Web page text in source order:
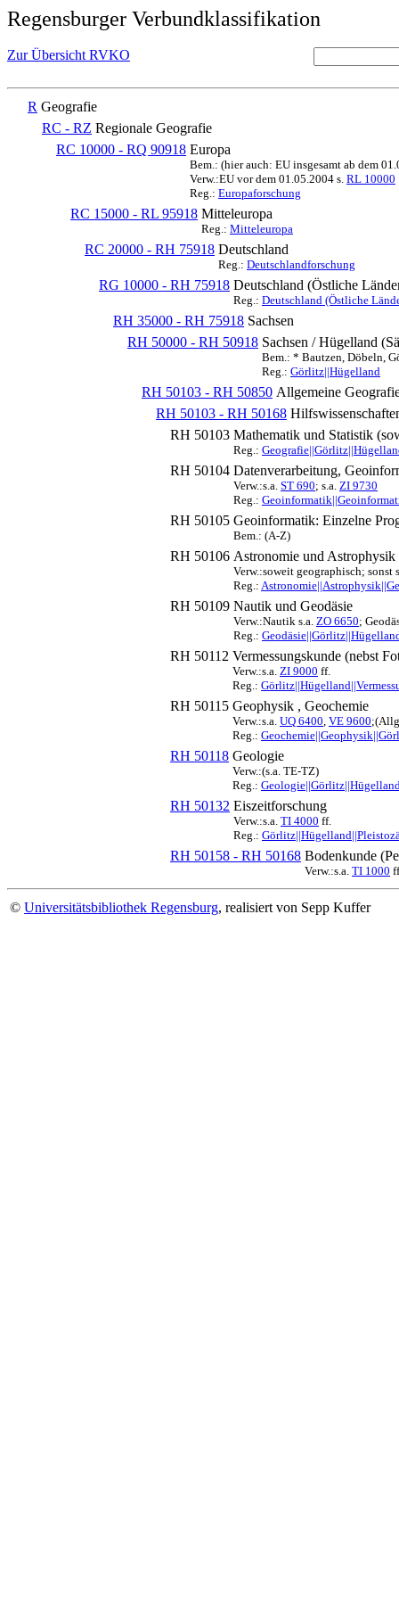
Regensburger Verbundklassifikation
Zur Übersicht RVKO
R Geografie
RC - RZ Regionale Geografie
RC 10000 - RQ 90918 Europa
Bem.: (hier auch: EU insgesamt ab dem
Verw.:EU vor dem 01.05.2004 s. RL 10000
Reg.: Europaforschung
RC 15000 - RL 95918 Mitteleuropa
Reg.: Mitteleuropa
RC 20000 - RH 75918 Deutschland
Reg.: Deutschlandforschung
RG 10000 - RH 75918 Deutschland (Östliche
Reg.: Deutschland (Östliche
RH 35000 - RH 75918 Sachsen
RH 50000 - RH 50918 Sachsen / Hügelland
Bem.: * Bautzen, Döbeln,
Reg.: Görlitz||Hügelland
RH 50103 - RH 50850 Allgemeine
RH 50103 - RH 50168
RH 50103 Mathematik und Statistik
Reg.:
RH 50104 Datenverarbeitung,
Verw.:s.a. ST 690; s.a. ZI 9730
Reg.:
RH 50105 Geoinformatik: Einzelne
Bem.: (A-Z)
RH 50106 Astronomie und Astrophysik
Verw.:soweit geographisch; sonst
Reg.:
RH 50109 Nautik und Geodäsie
Verw.:Nautik s.a. ZO 6650;
Reg.:
RH 50112 Vermessungskunde (nebst
Verw.:s.a. ZI 9000 ff.
Reg.:
RH 50115 Geophysik , Geochemie
Verw.:s.a. UQ 6400, VE 9600
Reg.:
RH 50118 Geologie
Verw.:(s.a. TE-TZ)
Reg.:
RH 50132 Eiszeitforschung
Verw.:s.a. TI 4000 ff.
Reg.:
RH 50158 - RH 50168 Bodenkunde
Verw.:s.a. TI 1000
© Universitätsbibliothek Regensburg, realisiert von Sepp Kuffer